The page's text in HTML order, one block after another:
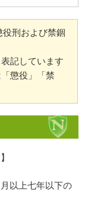
刑および禁錮
記しています
懲役」「禁
以上七年以下の